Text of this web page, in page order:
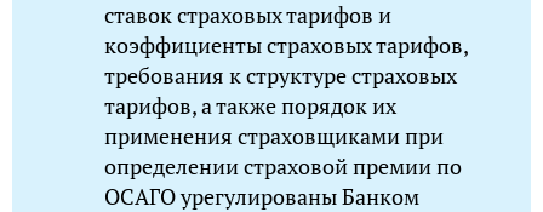
ставок страховых тарифов и
коэффициенты страховых тарифов,
требования к структуре страховых
тарифов, а также порядок их
применения страховщиками при
определении страховой премии по
ОСАГО урегулированы Банком